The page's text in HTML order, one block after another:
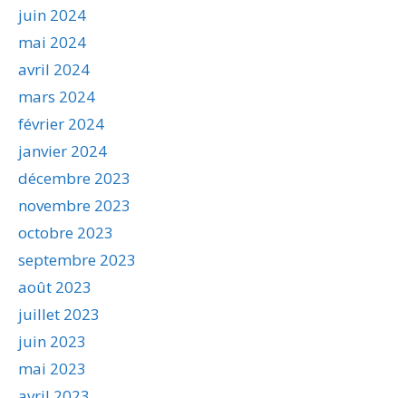
juin 2024
mai 2024
avril 2024
mars 2024
février 2024
janvier 2024
décembre 2023
novembre 2023
octobre 2023
septembre 2023
août 2023
juillet 2023
juin 2023
mai 2023